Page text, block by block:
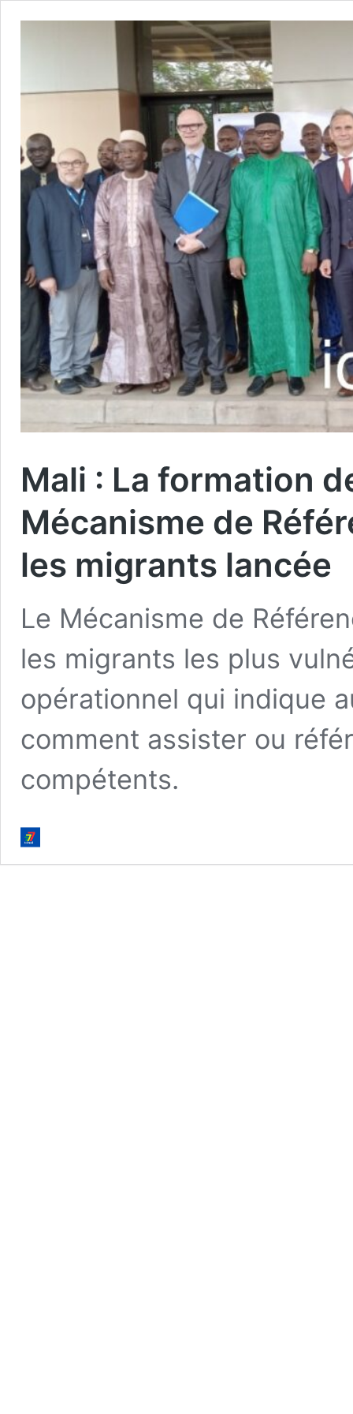
Mali : La formation
Mécanisme de
les migrants lancée
Le Mécanisme de
les migrants les plus
opérationnel qui indique
comment assister ou
compétents.